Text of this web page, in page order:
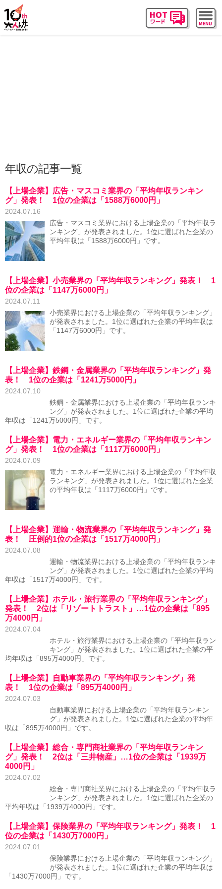
年収の記事一覧
【上場企業】広告・マスコミ業界の「平均年収ランキン
グ」発表！ 1位の企業は「1588万6000円」
2024.07.16
広告・マスコミ業界における上場企業の「平均年収ラ
ンキング」が発表されました。1位に選ばれた企業の
平均年収は「1588万6000円」です。
【上場企業】小売業界の「平均年収ランキング」発表！ 1
位の企業は「1147万6000円」
2024.07.11
小売業界における上場企業の「平均年収ランキング」
が発表されました。1位に選ばれた企業の平均年収は
「1147万6000円」です。
【上場企業】鉄鋼・金属業界の「平均年収ランキング」発
表！ 1位の企業は「1241万5000円」
2024.07.10
鉄鋼・金属業界における上場企業の「平均年収ランキ
ング」が発表されました。1位に選ばれた企業の平均
年収は「1241万5000円」です。
【上場企業】電力・エネルギー業界の「平均年収ランキン
グ」発表！ 1位の企業は「1117万6000円」
2024.07.09
電力・エネルギー業界における上場企業の「平均年収
ランキング」が発表されました。1位に選ばれた企業
の平均年収は「1117万6000円」です。
【上場企業】運輸・物流業界の「平均年収ランキング」発
表！ 圧倒的1位の企業は「1517万4000円」
2024.07.08
運輸・物流業界における上場企業の「平均年収ランキ
ング」が発表されました。1位に選ばれた企業の平均
年収は「1517万4000円」です。
【上場企業】ホテル・旅行業界の「平均年収ランキング」
発表！ 2位は「リゾートトラスト」…1位の企業は「895
万4000円」
2024.07.04
ホテル・旅行業界における上場企業の「平均年収ラン
キング」が発表されました。1位に選ばれた企業の平
均年収は「895万4000円」です。
【上場企業】自動車業界の「平均年収ランキング」発
表！ 1位の企業は「895万4000円」
2024.07.03
自動車業界における上場企業の「平均年収ランキン
グ」が発表されました。1位に選ばれた企業の平均年
収は「895万4000円」です。
【上場企業】総合・専門商社業界の「平均年収ランキン
グ」発表！ 2位は「三井物産」…1位の企業は「1939万
4000円」
2024.07.02
総合・専門商社業界における上場企業の「平均年収ラ
ンキング」が発表されました。1位に選ばれた企業の
平均年収は「1939万4000円」です。
【上場企業】保険業界の「平均年収ランキング」発表！ 1
位の企業は「1430万7000円」
2024.07.01
保険業界における上場企業の「平均年収ランキング」
が発表されました。1位に選ばれた企業の平均年収は
「1430万7000円」です。